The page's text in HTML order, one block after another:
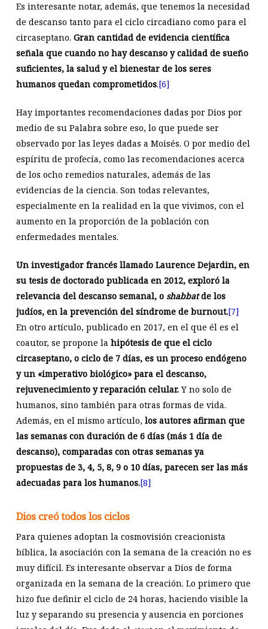
Es interesante notar, además, que tenemos la necesidad
de descanso tanto para el ciclo circadiano como para el
circaseptano. Gran cantidad de evidencia científica
señala que cuando no hay descanso y calidad de sueño
suficientes, la salud y el bienestar de los seres
humanos quedan comprometidos.[6]
Hay importantes recomendaciones dadas por Dios por
medio de su Palabra sobre eso, lo que puede ser
observado por las leyes dadas a Moisés. O por medio del
espíritu de profecía, como las recomendaciones acerca
de los ocho remedios naturales, además de las
evidencias de la ciencia. Son todas relevantes,
especialmente en la realidad en la que vivimos, con el
aumento en la proporción de la población con
enfermedades mentales.
Un investigador francés llamado Laurence Dejardin, en
su tesis de doctorado publicada en 2012, exploró la
relevancia del descanso semanal, o shabbatde los
judíos, en la prevención del síndrome de burnout.[7]
En otro artículo, publicado en 2017, en el que él es el
coautor, se propone la hipótesis de que el ciclo
circaseptano, o ciclo de 7 días, es un proceso endógeno
y un «imperativo biológico» para el descanso,
rejuvenecimiento y reparación celular.Y no solo de
humanos, sino también para otras formas de vida.
Además, en el mismo artículo, los autores afirman que
las semanas con duración de 6 días (más 1 día de
descanso), comparadas con otras semanas ya
propuestas de 3, 4, 5, 8, 9 o 10 días, parecen ser las más
adecuadas para los humanos.[8]
Dios creó todos los ciclos
Para quienes adoptan la cosmovisión creacionista
bíblica, la asociación con la semana de la creación no es
muy difícil. Es interesante observar a Dios de forma
organizada en la semana de la creación. Lo primero que
hizo fue definir el ciclo de 24 horas, haciendo visible la
luz y separando su presencia y ausencia en porciones